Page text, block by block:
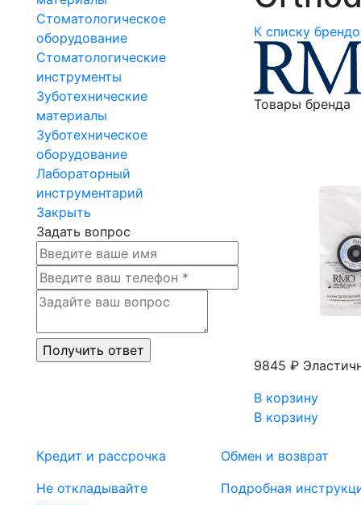
Стоматологическое
оборудование
Стоматологические
инструменты
Зуботехнические
материалы
Зуботехническое
оборудование
Лабораторный
инструментарий
Закрыть
Задать вопрос
К списку
Товары бренда
9845 ₽
В корзину
В корзину
Кредит и рассрочка
Не откладывайте
Обмен и возврат
Подробная